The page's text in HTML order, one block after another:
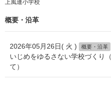
上風連小学校
概要・沿革
2026年05月26日( 火 ) 概要・沿革
いじめをゆるさない学校づくり
て）